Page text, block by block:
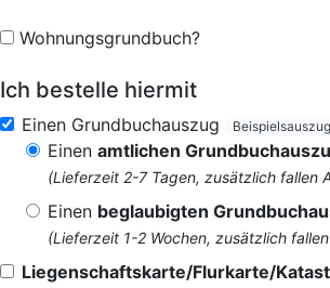
Wohnungsgrundbuch?
Ich bestelle hiermit
Einen Grundbuchauszug Beispielsauszug
Einen amtlichen
(Lieferzeit 2-7 Tagen, zusätzlich fallen
Einen beglaubigten
(Lieferzeit 1-2 Wochen, zusätzlich
Liegenschaftskarte/Flurkarte/